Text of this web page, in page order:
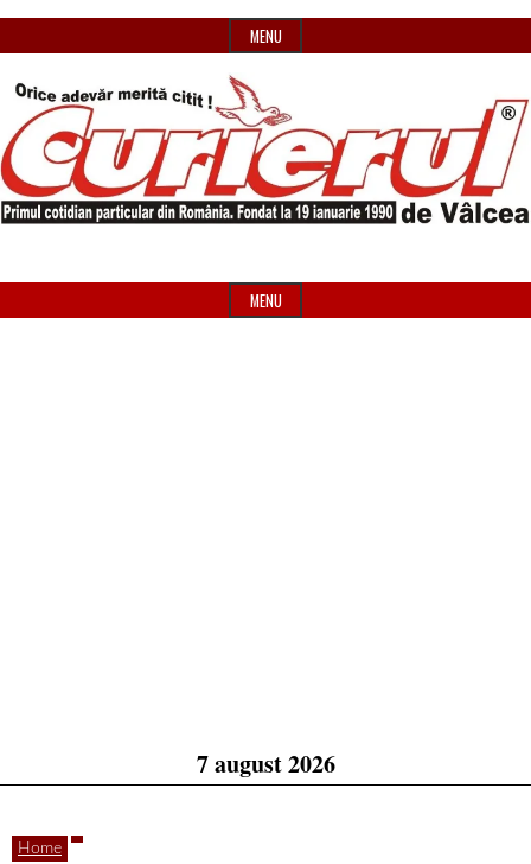
to
MENU
Curierul
Header
Widget
MENU
7 august 2026
Home